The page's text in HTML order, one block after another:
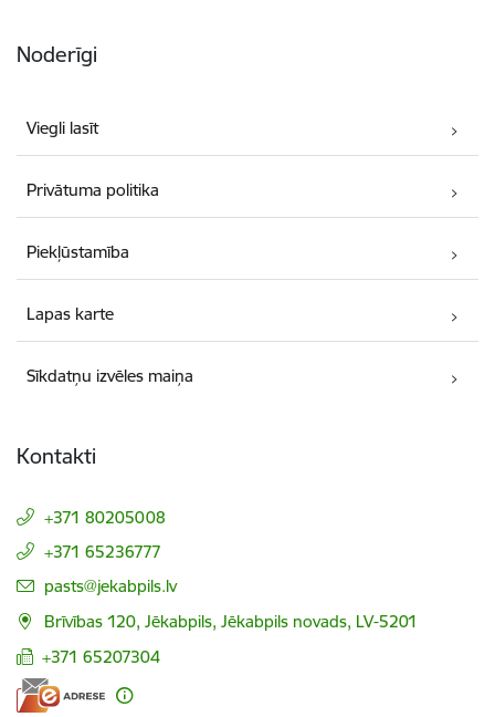
Noderīgi
Viegli lasīt
Privātuma politika
Piekļūstamība
Lapas karte
Sīkdatņu izvēles maiņa
Kontakti
+371 80205008
+371 65236777
E-pasts:
pasts@jekabpils.lv
Brīvības 120, Jēkabpils, Jēkabpils novads, LV-5201
+371 65207304